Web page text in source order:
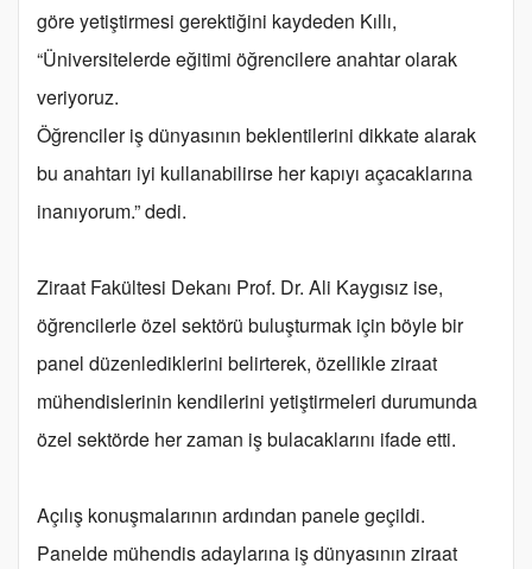
göre yetiştirmesi gerektiğini kaydeden Kıllı,
“Üniversitelerde eğitimi öğrencilere anahtar olarak
veriyoruz.
Öğrenciler iş dünyasının beklentilerini dikkate alarak
bu anahtarı iyi kullanabilirse her kapıyı açacaklarına
inanıyorum.” dedi.
Ziraat Fakültesi Dekanı Prof. Dr. Ali Kaygısız ise,
öğrencilerle özel sektörü buluşturmak için böyle bir
panel düzenlediklerini belirterek, özellikle ziraat
mühendislerinin kendilerini yetiştirmeleri durumunda
özel sektörde her zaman iş bulacaklarını ifade etti.
Açılış konuşmalarının ardından panele geçildi.
Panelde mühendis adaylarına iş dünyasının ziraat